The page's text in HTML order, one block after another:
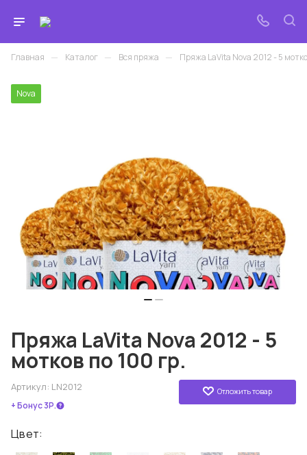
Главная — Каталог — Вся пряжа — Пряжа LaVita Nova 2012 - 5
Nova
Пряжа LaVita Nova 2012 - 5
мотков по 100 гр.
Отложить товар
Артикул: LN2012
+ Бонус 3Р.
Цвет: